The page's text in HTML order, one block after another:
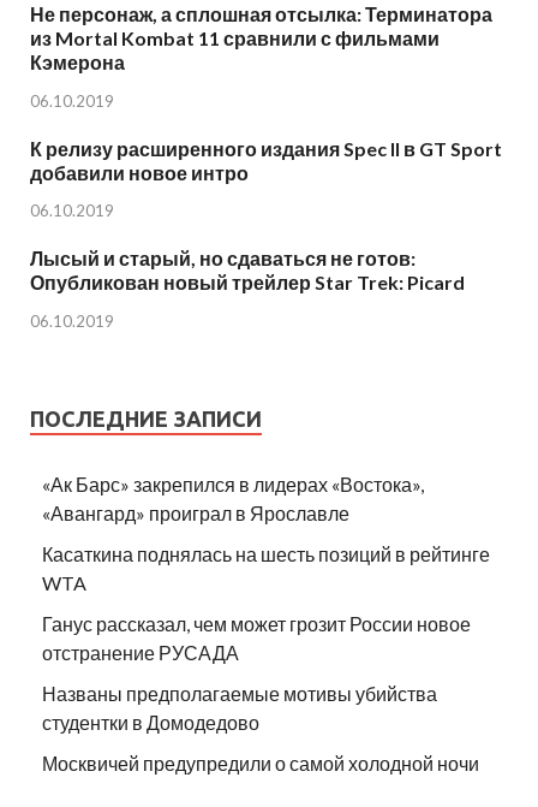
Не персонаж, а сплошная отсылка: Терминатора
из Mortal Kombat 11 сравнили с фильмами
Кэмерона
06.10.2019
К релизу расширенного издания Spec II в GT Sport
добавили новое интро
06.10.2019
Лысый и старый, но сдаваться не готов:
Опубликован новый трейлер Star Trek: Picard
06.10.2019
ПОСЛЕДНИЕ ЗАПИСИ
«Ак Барс» закрепился в лидерах «Востока»,
«Авангард» проиграл в Ярославле
Касаткина поднялась на шесть позиций в рейтинге
WTA
Ганус рассказал, чем может грозит России новое
отстранение РУСАДА
Названы предполагаемые мотивы убийства
студентки в Домодедово
Москвичей предупредили о самой холодной ночи